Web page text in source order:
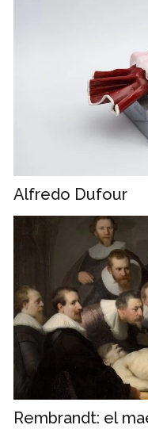
Alfredo Dufour
Rembrandt: el